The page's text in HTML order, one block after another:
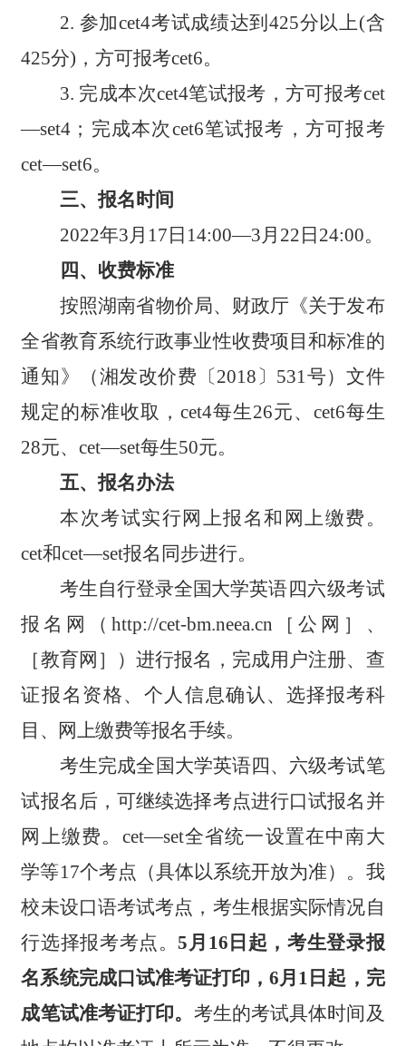
2. 参加cet4考试成绩达到425分以上(含
425分)，方可报考cet6。
3. 完成本次cet4笔试报考 ，方可报考cet
—set4 ； 完成本次cet6笔试报考 ，方可报考
cet—set6。
三、报名时间
2022年3月 17 日 14:00—3月 22 日24:00。
四 、收费标准
按照湖南省物价局、财政厅《关于发布
全省教育系统行政事业性收费项目和标准的
通知》（湘发改价费〔2018〕531号）文件
规定的标准收取，cet4每生26元、cet6每生
28元、cet—set每生50元。
五、报名办法
本次考试实行网上报名和网上缴费。
cet和cet—set报名 同步进行。
考生自行登录全国大学英语四六级考试
报名网（http://cet-bm.neea.cn［公网］、
［教育网］）进行报名，完成用户注册、查
证报名资格、个人信息确认、选择报考科
目、网上缴费等报名手续。
考生完成全国大学英语四、六级考试笔
试报名后，可继续选择考点进行口试报名并
网上缴费。 cet—set全省统一设置在中南大
学等17个考点（具体以系统开放为准）。我
校未设口语考试考点，考生根据实际情况自
行选择报考考点。 5月 16 日 起 ，考生登录报
名系统完成口试准考证打印 ，6月 1 日起，完
成笔试准考证打印。 考生的考试具体时间及